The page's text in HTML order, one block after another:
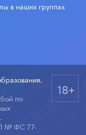
в наших группах
по
№ ФС 77-
18+